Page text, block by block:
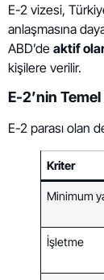
E-2 vizesi,
anlaşmasına
ABD’de aktif
kişilere verilir.
E-2’nin
E-2 parası olan
Kriter
Minimum
İşletme